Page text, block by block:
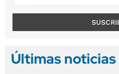
Últimas noticias